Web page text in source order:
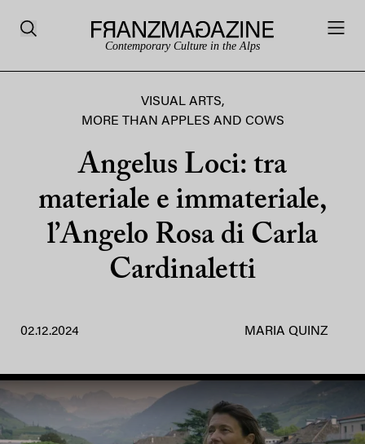
Contemporary Culture in the Alps
VISUAL ARTS,
MORE THAN APPLES AND COWS
Angelus Loci: tra
materiale e immateriale,
l’Angelo Rosa di Carla
Cardinaletti
02.12.2024 MARIA QUINZ